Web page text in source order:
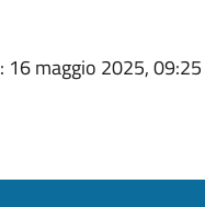
: 16 maggio 2025, 09:25